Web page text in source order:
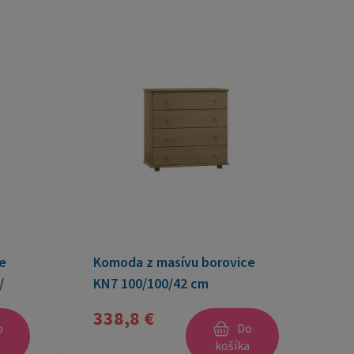
Komoda z masívu borovice
KN7 100/100/42 cm
338,8 €
Do
košíka